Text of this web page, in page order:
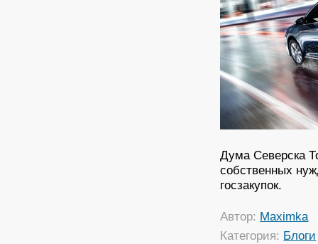
Дума Северска
собственных
госзакупок.
Автор: Maximka
Категория: Блоги